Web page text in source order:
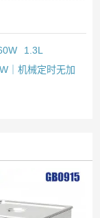
1.3L
｜机械定时无加